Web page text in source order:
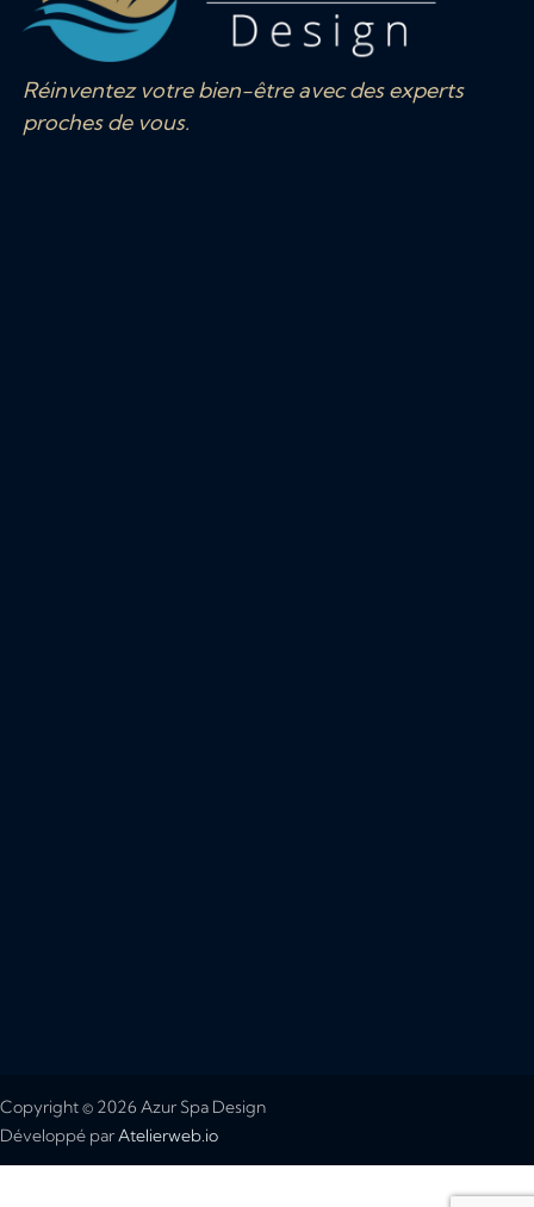
Réinventez votre bien-être avec des experts
proches de vous.
Copyright © 2026 Azur Spa Design
Développé par Atelierweb.io